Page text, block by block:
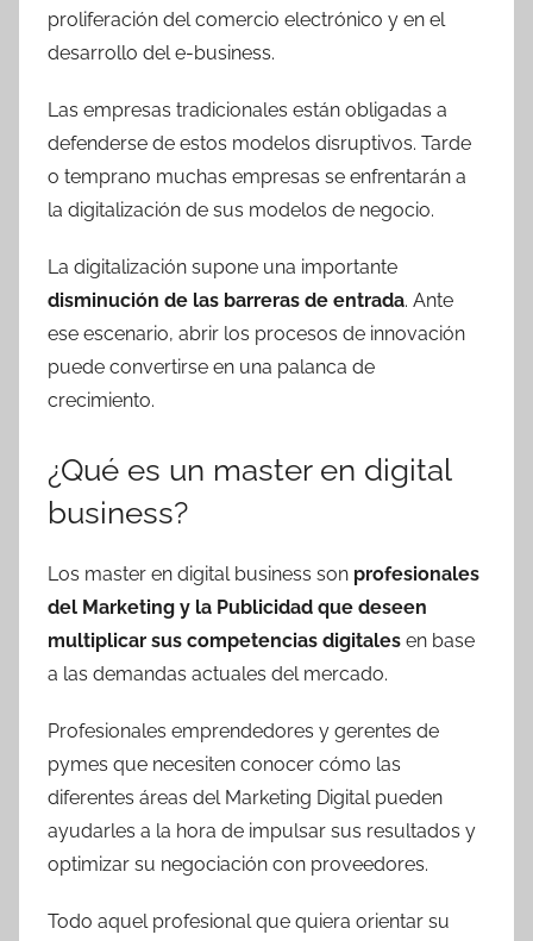
proliferación del comercio electrónico y en el
desarrollo del e-business.
Las empresas tradicionales están obligadas a
defenderse de estos modelos disruptivos. Tarde
o temprano muchas empresas se enfrentarán a
la digitalización de sus modelos de negocio.
La digitalización supone una importante
disminución de las barreras de entrada. Ante
ese escenario, abrir los procesos de innovación
puede convertirse en una palanca de
crecimiento.
¿Qué es un master en digital
business?
Los master en digital business son profesionales
del Marketing y la Publicidad que deseen
multiplicar sus competencias digitales en base
a las demandas actuales del mercado.
Profesionales emprendedores y gerentes de
pymes que necesiten conocer cómo las
diferentes áreas del Marketing Digital pueden
ayudarles a la hora de impulsar sus resultados y
optimizar su negociación con proveedores.
Todo aquel profesional que quiera orientar su